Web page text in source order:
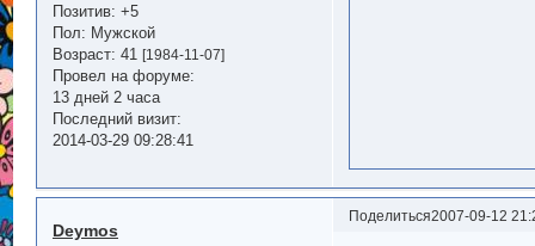
Позитив: +5
Пол: Мужской
Возраст: 41 [1984-11-07]
Провел на форуме:
13 дней 2 часа
Последний визит:
2014-03-29 09:28:41
Поделиться2007-09-12
Deymos